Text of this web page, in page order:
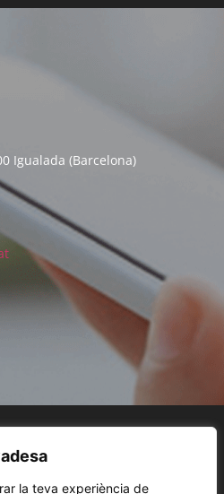
la teva experiència de
Igualada (Barcelona)